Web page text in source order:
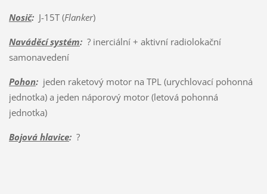
Nosič:J-15T (Flanker)
Naváděcí systém:? inerciální + aktivní radiolokační
samonavedení
Pohon:jeden raketový motor na TPL (urychlovací pohonná
jednotka) a jeden náporový motor (letová pohonná
jednotka)
Bojová hlavice:?